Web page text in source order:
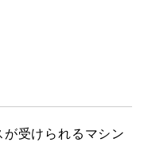
受けられるマシン